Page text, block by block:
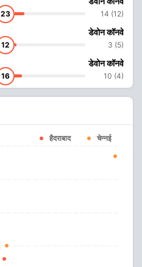
23 14 (12)
12
डेवोन कॉनवे
3 (5)
16
डेवोन कॉनवे
10 (4)
हैदराबाद चेन्नई